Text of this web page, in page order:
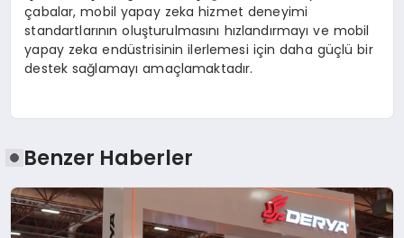
çabalar, mobil yapay zeka hizmet deneyimi
standartlarının oluşturulmasını hızlandırmayı ve mobil
yapay zeka endüstrisinin ilerlemesi için daha güçlü bir
destek sağlamayı amaçlamaktadır.
Benzer Haberler